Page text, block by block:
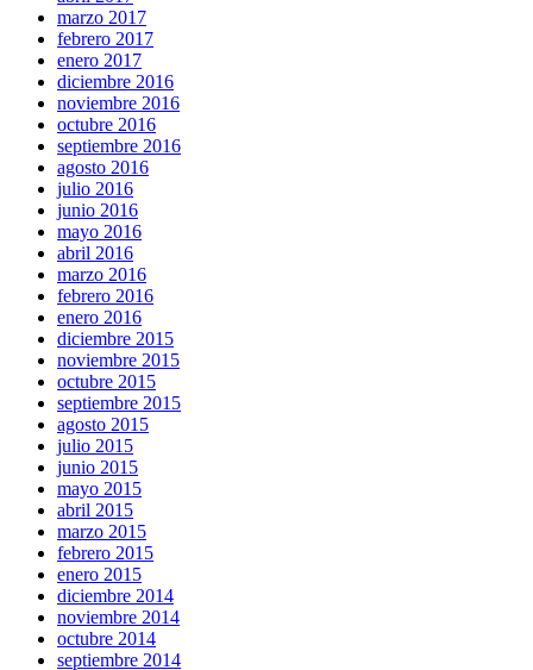
marzo 2017
febrero 2017
enero 2017
diciembre 2016
noviembre 2016
octubre 2016
septiembre 2016
agosto 2016
julio 2016
junio 2016
mayo 2016
abril 2016
marzo 2016
febrero 2016
enero 2016
diciembre 2015
noviembre 2015
octubre 2015
septiembre 2015
agosto 2015
julio 2015
junio 2015
mayo 2015
abril 2015
marzo 2015
febrero 2015
enero 2015
diciembre 2014
noviembre 2014
octubre 2014
septiembre 2014